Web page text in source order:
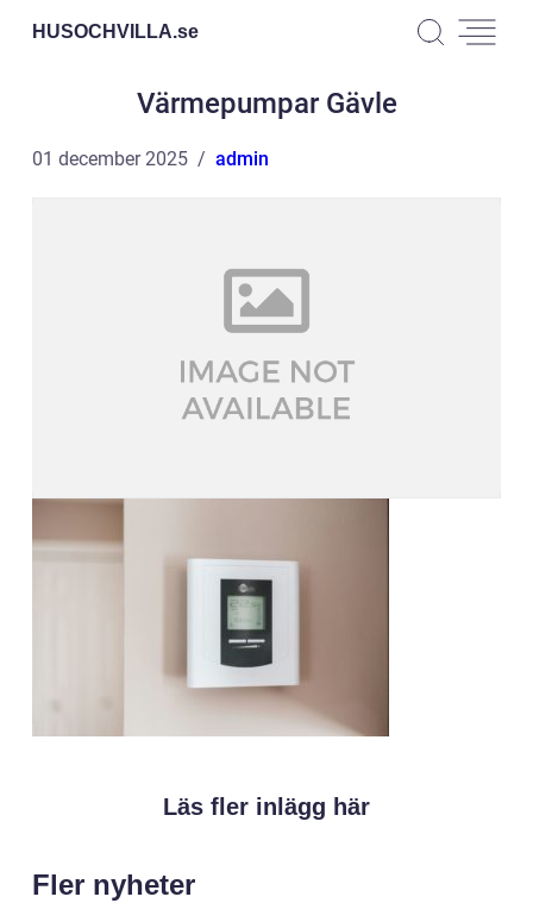
HUSOCHVILLA.se
Värmepumpar Gävle
01 december 2025 admin
Läs fler inlägg här
Fler nyheter